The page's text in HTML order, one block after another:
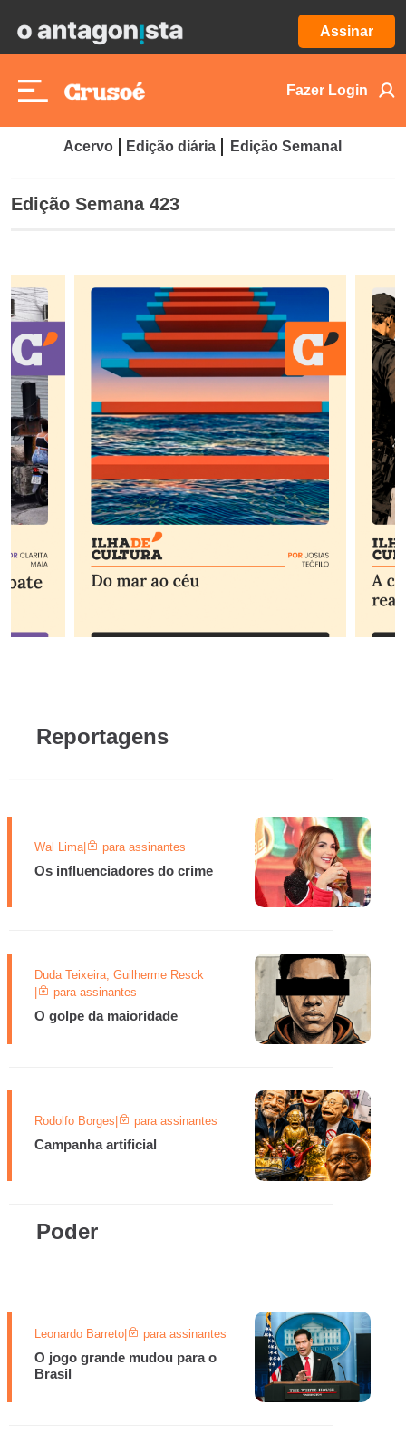
Assinar
Fazer Login
Acervo Edição diária Edição Semanal
Edição Semana 423
Reportagens
Wal Lima| para assinantes
Os influenciadores do crime
Duda Teixeira, Guilherme Resck
para assinantes
O golpe da maioridade
Rodolfo Borges| para assinantes
Campanha artificial
Poder
Leonardo Barreto| para assinantes
O jogo grande mudou para o
Brasil